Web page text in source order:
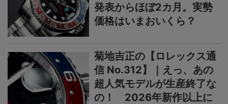
発表からほぼ2カ月。実勢
価格はいまおいくら？
菊地吉正の【ロレックス通
信 No.312】｜えっ、あの
超人気モデルが生産終了な
の！ 2026年新作以上に